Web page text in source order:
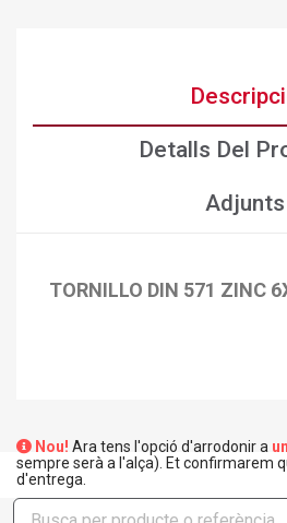
Detalls Del
Adjunts
TORNILLO DIN 571 ZINC
Nou! Ara tens l'opció d'arrodonir a
sempre serà a l'alça). Et confirmarem
d'entrega.